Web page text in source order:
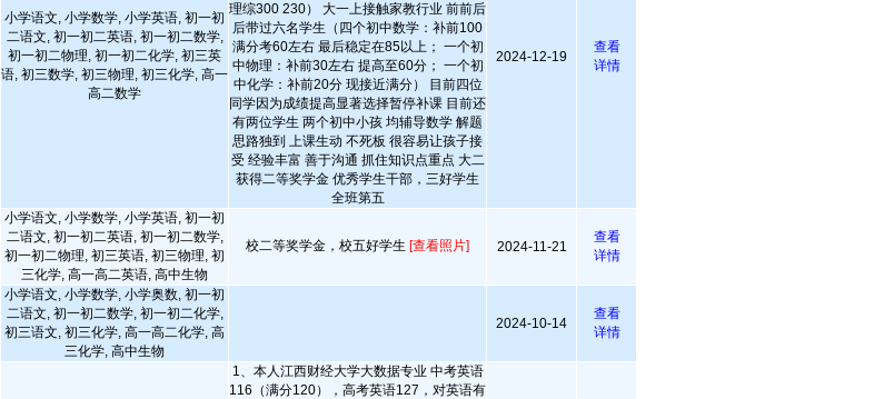
小学语文, 小学数学, 小学英语, 初一初
二语文, 初一初二英语, 初一初二数学,
初一初二物理, 初一初二化学, 初三英
语, 初三数学, 初三物理, 初三化学, 高一
高二数学
理综300 230） 大一上接触家教行业 前前后
后带过六名学生（四个初中数学：补前100
满分考60左右 最后稳定在85以上； 一个初
中物理：补前30左右 提高至60分； 一个初
中化学：补前20分 现接近满分） 目前四位
同学因为成绩提高显著选择暂停补课 目前还
有两位学生 两个初中小孩 均辅导数学 解题
思路独到 上课生动 不死板 很容易让孩子接
受 经验丰富 善于沟通 抓住知识点重点 大二
获得二等奖学金 优秀学生干部，三好学生
全班第五
2024-12-19
查看
详情
小学语文, 小学数学, 小学英语, 初一初
二语文, 初一初二英语, 初一初二数学,
初一初二物理, 初三英语, 初三物理, 初
三化学, 高一高二英语, 高中生物
校二等奖学金，校五好学生 [查看照片] 2024-11-21
查看
详情
小学语文, 小学数学, 小学奥数, 初一初
二语文, 初一初二数学, 初一初二化学,
初三语文, 初三化学, 高一高二化学, 高
三化学, 高中生物
2024-10-14
查看
详情
1、本人江西财经大学大数据专业 中考英语
116（满分120），高考英语127，对英语有